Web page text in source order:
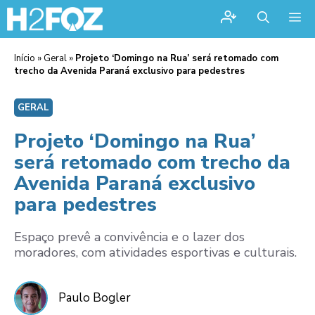
Início » Geral » Projeto ‘Domingo na Rua’ será retomado com
trecho da Avenida Paraná exclusivo para pedestres
GERAL
Projeto ‘Domingo na Rua’
será retomado com trecho da
Avenida Paraná exclusivo
para pedestres
Espaço prevê a convivência e o lazer dos
moradores, com atividades esportivas e culturais.
Paulo Bogler